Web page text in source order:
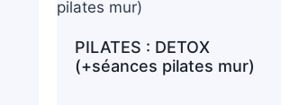
PILATES : DETOX
(+séances pilates mur)